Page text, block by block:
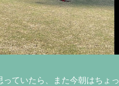
ていたら、また今朝はちょっ